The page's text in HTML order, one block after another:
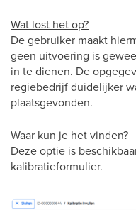
Wat lost het op?
De gebruiker maakt
geen uitvoering is
in te dienen. De
regiebedrijf duidelijker
plaatsgevonden.
Waar kun je het vinden?
Deze optie is
kalibratieformulier.